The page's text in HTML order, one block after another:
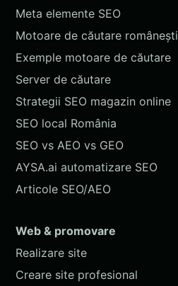
Meta elemente SEO
Motoare de căutare românești
Exemple motoare de căutare
Server de căutare
Strategii SEO magazin online
SEO local România
SEO vs AEO vs GEO
AYSA.ai automatizare SEO
Articole SEO/AEO
Web & promovare
Realizare site
Creare site profesional